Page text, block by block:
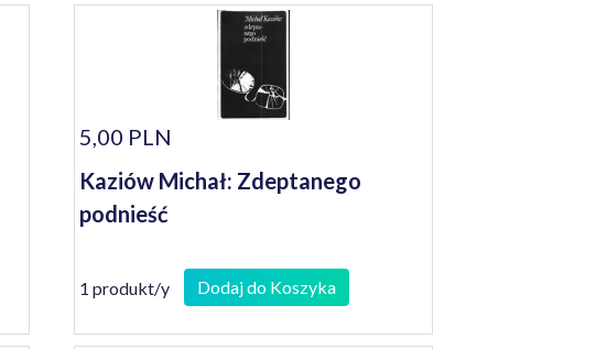
5,00 PLN
Kaziów Michał: Zdeptanego
podnieść
1 produkt/y Dodaj do Koszyka